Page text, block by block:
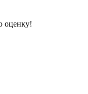
оценку!